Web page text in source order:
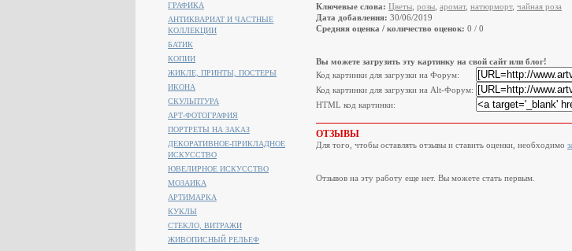
Ключевые слова: Цветы розы аромат, натюрморт, чайная роза
Дата добавления: 30/06/2019
Средняя оценка / количество оценок: 0 / 0
Вы можете загрузить эту картинку на свой сайт или блог!
Код картинки для загрузки на Форум:
Код картинки для загрузки на Alt-Форум:
HTML код картинки:
ОТЗЫВЫ
Для того, чтобы оставлять отзывы и ставить оценки, необходимо
Отзывов на эту работу еще нет. Вы можете стать первым.
ГРАФИКА
АНТИКВАРИАТ И ЧАСТНЫЕ
КОЛЛЕКЦИИ
БАТИК
КОПИИ
ЖИКЛЕ, ПРИНТЫ, ПОСТЕРЫ
ИКОНА
СКУЛЬПТУРА
АРТ-ФОТОГРАФИЯ
ПОРТРЕТЫ НА ЗАКАЗ
ДЕКОРАТИВНОЕ-ПРИКЛАДНОЕ
ИСКУССТВО
ЮВЕЛИРНОЕ ИСКУССТВО
МОЗАИКА
АРТИМАРКА
КУКЛЫ
СТЕКЛО, ВИТРАЖИ
ЖИВОПИСНЫЙ РЕЛЬЕФ